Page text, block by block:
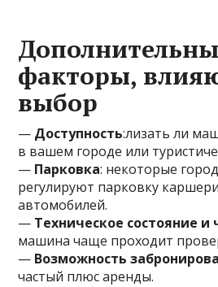
факторы,
выбор
— Доступность:лизать ли
в вашем городе или
— Парковка: некоторые
регулируют парковку
автомобилей.
— Техническое состояние и
машина чаще проходит
— Возможность
частый плюс аренды.